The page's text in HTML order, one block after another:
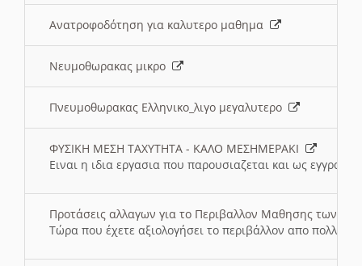
Ανατροφοδότηση για καλυτερο μαθημα
Νευμοθωρακας μικρο
Πνευμοθωρακας Ελληνικο_λιγο μεγαλυτερο
ΦΥΣΙΚΗ ΜΕΣΗ ΤΑΧΥΤΗΤΑ - ΚΑΛΟ ΜΕΣΗΜΕΡΑΚΙ
Ειναι η ιδια εργασια που παρουσιαζεται και ως
Προτάσεις αλλαγων για το Περιβαλλον Μαθησης των
Τώρα που έχετε αξιολογήσει το περιβάλλον απο πολλές